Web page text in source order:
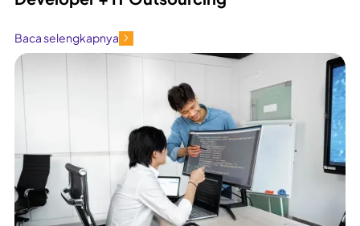
Baca selengkapnya